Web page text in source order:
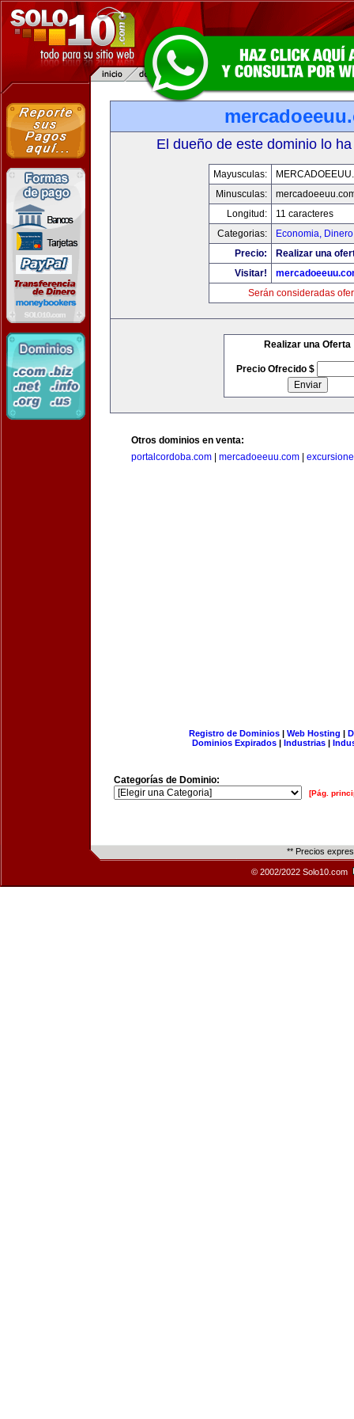
El dueño de este dominio lo
Mayusculas:
Minusculas:
Longitud:
11 caracteres
Categorias:
Economia,
Precio:
Realizar una
Visitar!
Serán consideradas
Realizar una Oferta
Precio Ofrecido $
Otros dominios en venta:
portalcordoba.com
mercadoeeuu.com
Registro de Dominios| Web Hosting |
Dominios Expirados | Industrias |
Categorías de Dominio:
[Pág.
** Precios
© 2002/2022 Solo10.com